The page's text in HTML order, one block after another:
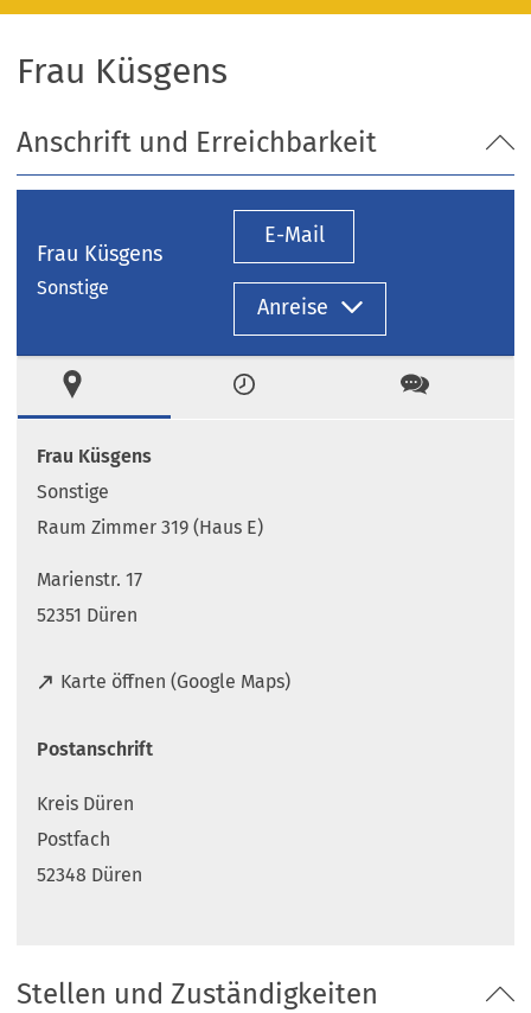
Frau Küsgens
Anschrift und Erreichbarkeit
Frau Küsgens
Sonstige
E-Mail
Anreise
Zeiten Kontakt
Frau Küsgens
Sonstige
Raum Zimmer 319 (Haus E)
Marienstr. 17
52351 Düren
Karte öffnen (Google Maps)
(
f
e
t
i
e
Postanschrift
Kreis Düren
Postfach
52348 Düren
Stellen und Zuständigkeiten